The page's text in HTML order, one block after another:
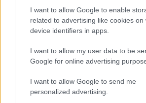
I want to allow Google to enable
related to advertising like cookies on
device identifiers in apps.
I want to allow my user data to be
Google for online advertising
I want to allow Google to send me
personalized advertising.
Maxi piano tra Smeralda
Arzachena
Salvini al concerto per De
nonno gli avrebbe chiesto